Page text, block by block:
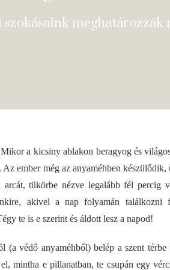
szokásaink
a kicsiny ablakon beragyog és
Az ember még az anyaméhben
arcát, tükörbe nézve legalább fél percig
akivel a nap folyamán találkozni
te is e szerint és áldott lesz a napod!
(a védő anyaméhből) belép a szent
mintha e pillanatban, te csupán egy